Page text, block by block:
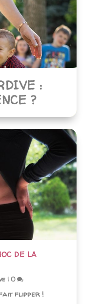
:
?
DE LA
|0
fait flipper !